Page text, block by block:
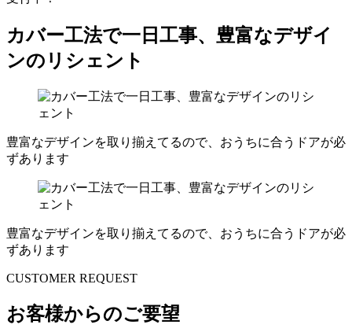
カバー工法で一日工事、豊富なデザイ
ンのリシェント
豊富なデザインを取り揃えてるので、おうちに合うドアが必
ずあります
豊富なデザインを取り揃えてるので、おうちに合うドアが必
ずあります
CUSTOMER REQUEST
お客様からのご要望